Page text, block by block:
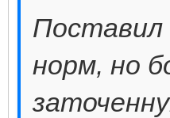
Поставил
норм, но